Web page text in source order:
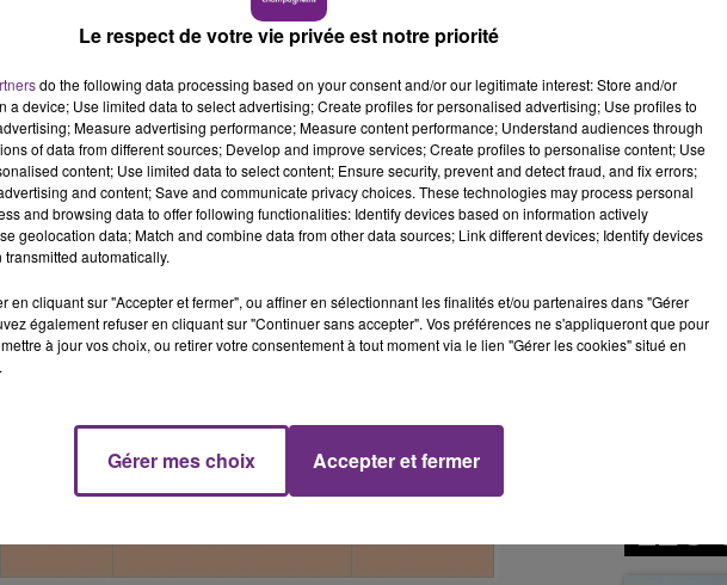
All The
A
Le Club Champagne FM LA
LES
Le respect de votre vie privée est notre priorité
do the following data processing based on your consent and/or our legitimate interest: Store and/or
a device; Use limited data to select advertising; Create profiles for personalised advertising; Use profiles to
Measure advertising performance; Measure content performance; Understand audiences through
of data from different sources; Develop and improve services; Create profiles to personalise content; Use
content; Use limited data to select content; Ensure security, prevent and detect fraud, and fix errors;
and content; Save and communicate privacy choices. These technologies may process personal
and browsing data to offer following functionalities: Identify devices based on information actively
geolocation data; Match and combine data from other data sources; Link different devices; Identify devices
automatically.
en cliquant sur "Accepter et fermer", ou affiner en sélectionnant les finalités et/ou partenaires dans "Gérer
également refuser en cliquant sur "Continuer sans accepter". Vos préférences ne s'appliqueront que pour
à jour vos choix, ou retirer votre consentement à tout moment via le lien "Gérer les cookies" situé en
Gérer mes choix Accepter et fermer